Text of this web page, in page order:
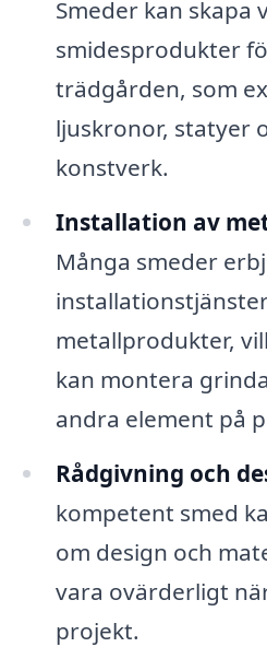
Smeder kan skapa
smidesprodukter
trädgården, som
ljuskronor, statyer
konstverk.
Installation av
Många smeder
metallprodukter,
kan montera
andra element på
Rådgivning och
kompetent smed
om design och
vara ovärderligt
projekt.